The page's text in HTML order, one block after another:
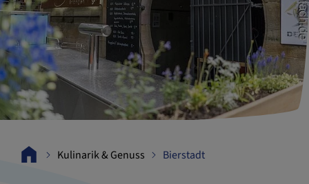
Bierstadt
Kulinarik & Genuss